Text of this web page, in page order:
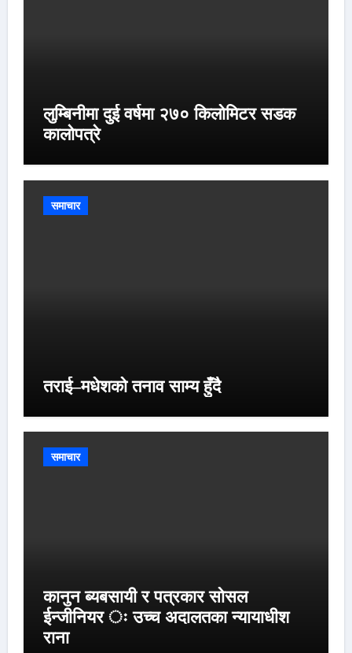
लुम्बिनीमा दुई वर्षमा २७० किलोमिटर सडक
कालोपत्रे
समाचार
तराई–मधेशको तनाव साम्य हुँदै
समाचार
कानुन ब्यबसायी र पत्रकार सोसल
ईन्जीनियर ः उच्च अदालतका न्यायाधीश
राना